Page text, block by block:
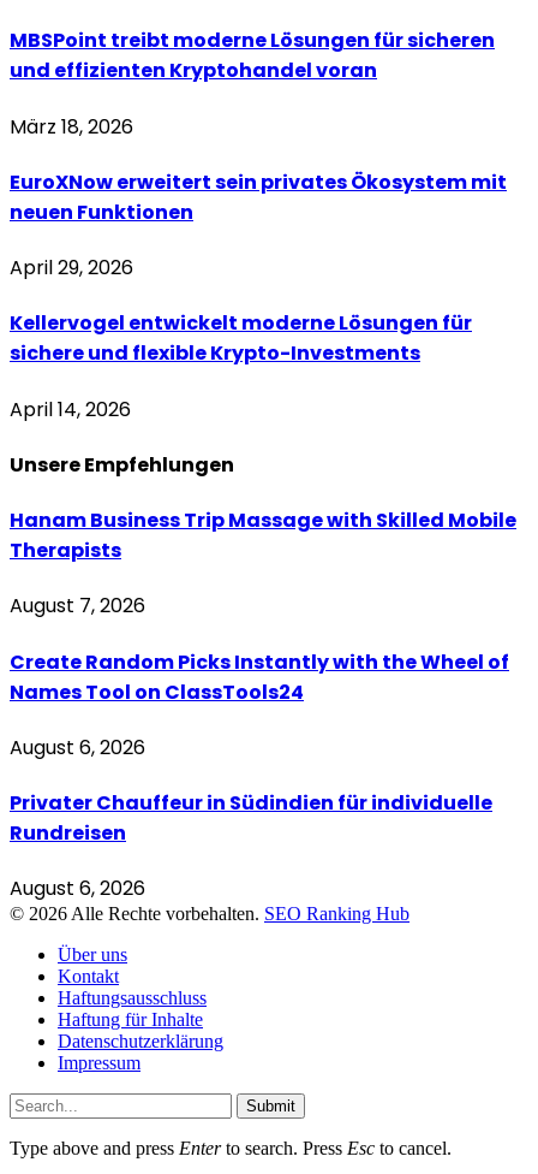
MBSPoint treibt moderne Lösungen für sicheren
und effizienten Kryptohandel voran
März 18, 2026
EuroXNow erweitert sein privates Ökosystem mit
neuen Funktionen
April 29, 2026
Kellervogel entwickelt moderne Lösungen für
sichere und flexible Krypto-Investments
April 14, 2026
UnsereEmpfehlungen
Hanam Business Trip Massage with Skilled Mobile
Therapists
August 7, 2026
Create Random Picks Instantly with the Wheel of
Names Tool on ClassTools24
August 6, 2026
Privater Chauffeur in Südindien für individuelle
Rundreisen
August 6, 2026
© 2026 Alle Rechte vorbehalten. SEO Ranking Hub
Über uns
Kontakt
Haftungsausschluss
Haftung für Inhalte
Datenschutzerklärung
Impressum
Submit
Type above and press Enterto search. Press Esc to cancel.